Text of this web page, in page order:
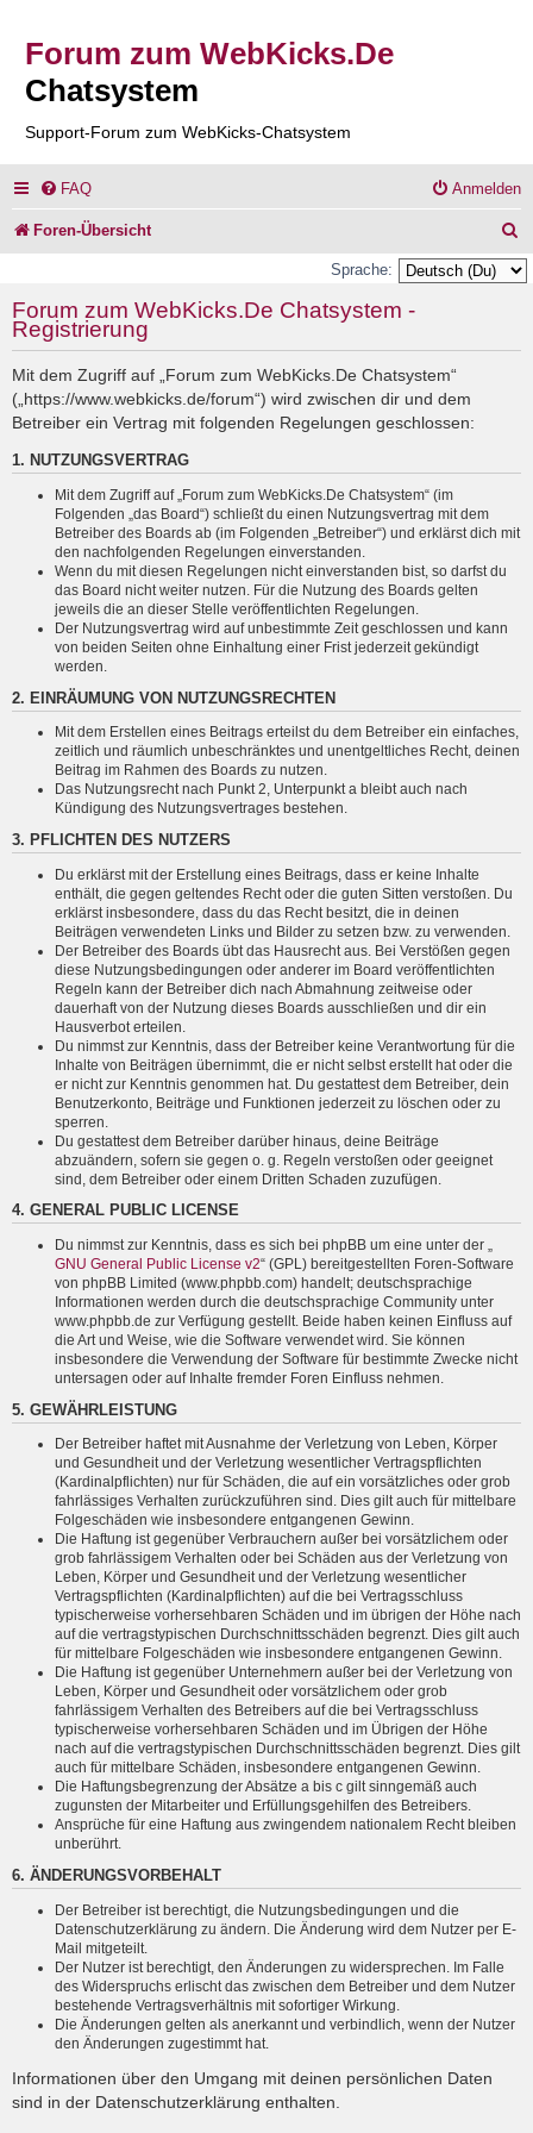
Forum zum WebKicks.De
Chatsystem
Support-Forum zum WebKicks-Chatsystem
FAQ Anmelden
Foren-Übersicht
u
Sprache:
Forum zum WebKicks.De Chatsystem -
Registrierung
Mit dem Zugriff auf „Forum zum WebKicks.De Chatsystem“
(„https://www.webkicks.de/forum“) wird zwischen dir und dem
Betreiber ein Vertrag mit folgenden Regelungen geschlossen:
1. NUTZUNGSVERTRAG
Mit dem Zugriff auf „Forum zum WebKicks.De Chatsystem“ (im
Folgenden „das Board“) schließt du einen Nutzungsvertrag mit dem
Betreiber des Boards ab (im Folgenden „Betreiber“) und erklärst dich mit
den nachfolgenden Regelungen einverstanden.
Wenn du mit diesen Regelungen nicht einverstanden bist, so darfst du
das Board nicht weiter nutzen. Für die Nutzung des Boards gelten
jeweils die an dieser Stelle veröffentlichten Regelungen.
Der Nutzungsvertrag wird auf unbestimmte Zeit geschlossen und kann
von beiden Seiten ohne Einhaltung einer Frist jederzeit gekündigt
werden.
2. EINRÄUMUNG VON NUTZUNGSRECHTEN
Mit dem Erstellen eines Beitrags erteilst du dem Betreiber ein einfaches,
zeitlich und räumlich unbeschränktes und unentgeltliches Recht, deinen
Beitrag im Rahmen des Boards zu nutzen.
Das Nutzungsrecht nach Punkt 2, Unterpunkt a bleibt auch nach
Kündigung des Nutzungsvertrages bestehen.
3. PFLICHTEN DES NUTZERS
Du erklärst mit der Erstellung eines Beitrags, dass er keine Inhalte
enthält, die gegen geltendes Recht oder die guten Sitten verstoßen. Du
erklärst insbesondere, dass du das Recht besitzt, die in deinen
Beiträgen verwendeten Links und Bilder zu setzen bzw. zu verwenden.
Der Betreiber des Boards übt das Hausrecht aus. Bei Verstößen gegen
diese Nutzungsbedingungen oder anderer im Board veröffentlichten
Regeln kann der Betreiber dich nach Abmahnung zeitweise oder
dauerhaft von der Nutzung dieses Boards ausschließen und dir ein
Hausverbot erteilen.
Du nimmst zur Kenntnis, dass der Betreiber keine Verantwortung für die
Inhalte von Beiträgen übernimmt, die er nicht selbst erstellt hat oder die
er nicht zur Kenntnis genommen hat. Du gestattest dem Betreiber, dein
Benutzerkonto, Beiträge und Funktionen jederzeit zu löschen oder zu
sperren.
Du gestattest dem Betreiber darüber hinaus, deine Beiträge
abzuändern, sofern sie gegen o. g. Regeln verstoßen oder geeignet
sind, dem Betreiber oder einem Dritten Schaden zuzufügen.
4. GENERAL PUBLIC LICENSE
Du nimmst zur Kenntnis, dass es sich bei phpBB um eine unter der „
GNU General Public License v2“ (GPL) bereitgestellten Foren-Software
von phpBB Limited (www.phpbb.com) handelt; deutschsprachige
Informationen werden durch die deutschsprachige Community unter
www.phpbb.de zur Verfügung gestellt. Beide haben keinen Einfluss auf
die Art und Weise, wie die Software verwendet wird. Sie können
insbesondere die Verwendung der Software für bestimmte Zwecke nicht
untersagen oder auf Inhalte fremder Foren Einfluss nehmen.
5. GEWÄHRLEISTUNG
Der Betreiber haftet mit Ausnahme der Verletzung von Leben, Körper
und Gesundheit und der Verletzung wesentlicher Vertragspflichten
(Kardinalpflichten) nur für Schäden, die auf ein vorsätzliches oder grob
fahrlässiges Verhalten zurückzuführen sind. Dies gilt auch für mittelbare
Folgeschäden wie insbesondere entgangenen Gewinn.
Die Haftung ist gegenüber Verbrauchern außer bei vorsätzlichem oder
grob fahrlässigem Verhalten oder bei Schäden aus der Verletzung von
Leben, Körper und Gesundheit und der Verletzung wesentlicher
Vertragspflichten (Kardinalpflichten) auf die bei Vertragsschluss
typischerweise vorhersehbaren Schäden und im übrigen der Höhe nach
auf die vertragstypischen Durchschnittsschäden begrenzt. Dies gilt auch
für mittelbare Folgeschäden wie insbesondere entgangenen Gewinn.
Die Haftung ist gegenüber Unternehmern außer bei der Verletzung von
Leben, Körper und Gesundheit oder vorsätzlichem oder grob
fahrlässigem Verhalten des Betreibers auf die bei Vertragsschluss
typischerweise vorhersehbaren Schäden und im Übrigen der Höhe
nach auf die vertragstypischen Durchschnittsschäden begrenzt. Dies gilt
auch für mittelbare Schäden, insbesondere entgangenen Gewinn.
Die Haftungsbegrenzung der Absätze a bis c gilt sinngemäß auch
zugunsten der Mitarbeiter und Erfüllungsgehilfen des Betreibers.
Ansprüche für eine Haftung aus zwingendem nationalem Recht bleiben
unberührt.
6. ÄNDERUNGSVORBEHALT
Der Betreiber ist berechtigt, die Nutzungsbedingungen und die
Datenschutzerklärung zu ändern. Die Änderung wird dem Nutzer per E-
Mail mitgeteilt.
Der Nutzer ist berechtigt, den Änderungen zu widersprechen. Im Falle
des Widerspruchs erlischt das zwischen dem Betreiber und dem Nutzer
bestehende Vertragsverhältnis mit sofortiger Wirkung.
Die Änderungen gelten als anerkannt und verbindlich, wenn der Nutzer
den Änderungen zugestimmt hat.
Informationen über den Umgang mit deinen persönlichen Daten
sind in der Datenschutzerklärung enthalten.